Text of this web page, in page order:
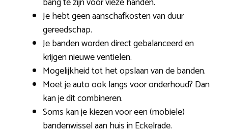
Je hebt geen aanschafkosten van duur
gereedschap.
Je banden worden direct gebalanceerd en
krijgen nieuwe ventielen.
Mogelijkheid tot het opslaan van de banden.
Moet je auto ook langs voor onderhoud? Dan
kan je dit combineren.
Soms kan je kiezen voor een (mobiele)
bandenwissel aan huis in Eckelrade.